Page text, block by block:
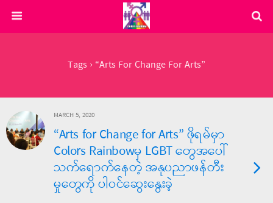
Tags › “Arts For Change For Arts”
MARCH 5, 2020
“Arts for Change for Arts” ဖိုရမ်မှာ
Colors Rainbowမှ LGBT တွေအပေါ်
သက်ရောက်နေတဲ့ အနုပညာဖန်တီး
မှုတွေကို ပါဝင်ဆွေးနွေးခဲ့